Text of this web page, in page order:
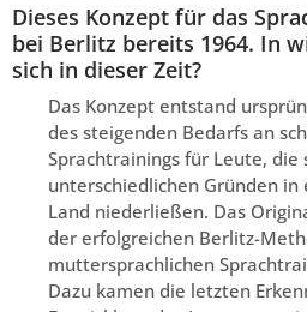
Dieses Konzept für das
bei Berlitz bereits 1964. In
sich in dieser Zeit?
Das Konzept entstand
des steigenden Bedarfs an
Sprachtrainings für Leute, die
unterschiedlichen Gründen
Land niederließen. Das
der erfolgreichen Berlitz-
muttersprachlichen
Dazu kamen die letzten